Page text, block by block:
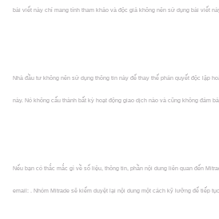
bài viết này chỉ mang tính tham khảo và độc giả không nên sử dụng bài viết
Nhà đầu tư không nên sử dụng thông tin này để thay thế phán quyết độc lập
này. Nó không cấu thành bất kỳ hoạt động giao dịch nào và cũng không đảm
Nếu bạn có thắc mắc gì về số liệu, thông tin, phần nội dung liên quan đến
email: . Nhóm Mitrade sẽ kiểm duyệt lại nội dung một cách kỹ lưỡng để tiếp